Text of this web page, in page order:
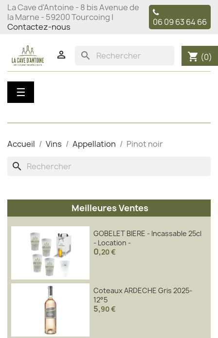
La Cave d'Antoine - 8 bis Avenue de
la Marne - 59200 Tourcoing |
Contactez-nous
06 09 63 64 66
 search shopping_cart (0)
Basculer
la
☰
Accueil Vins Appellation Pinot noir
search
Meilleures Ventes
GOBELET BIERE - Incassable 25cl
- Location -
0,20 €
Coteaux ARDECHE Gris 2025-
12°5
5,90 €